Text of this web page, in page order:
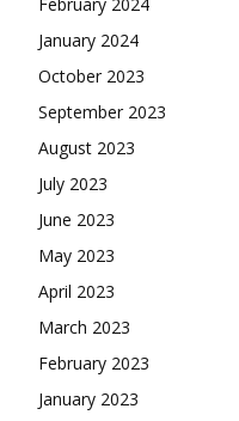
January 2024
October 2023
September 2023
August 2023
July 2023
June 2023
May 2023
April 2023
March 2023
February 2023
January 2023